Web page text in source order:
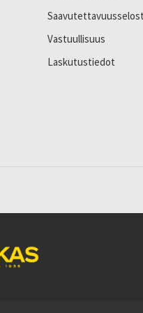
Vastuullisuus
Laskutustiedot